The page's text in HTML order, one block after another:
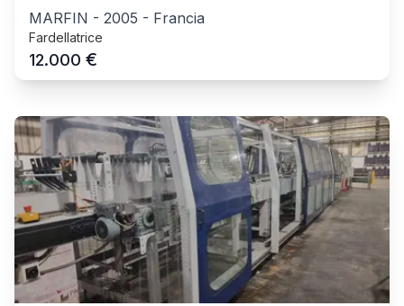
MARFIN - 2005 - Francia
Fardellatrice
12.000 €